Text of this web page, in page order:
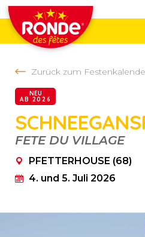
Direkt zur Navigation
Direkt zum Inhalt springen
Zurück zum
NEU
AB 2026
PFETTERHOUSE
FETE DU VILLAGE
PFETTERHOUSE (68)
4. und 5. Juli 2026